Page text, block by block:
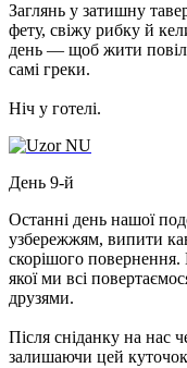
Заглянь у затишну
фету, свіжу рибку й
день — щоб жити
самі греки.
Ніч у готелі.
День 9-й
Останні день нашої
узбережжям, випити
скорішого
якої ми всі
друзями.
Після сніданку на нас
залишаючи цей куточок